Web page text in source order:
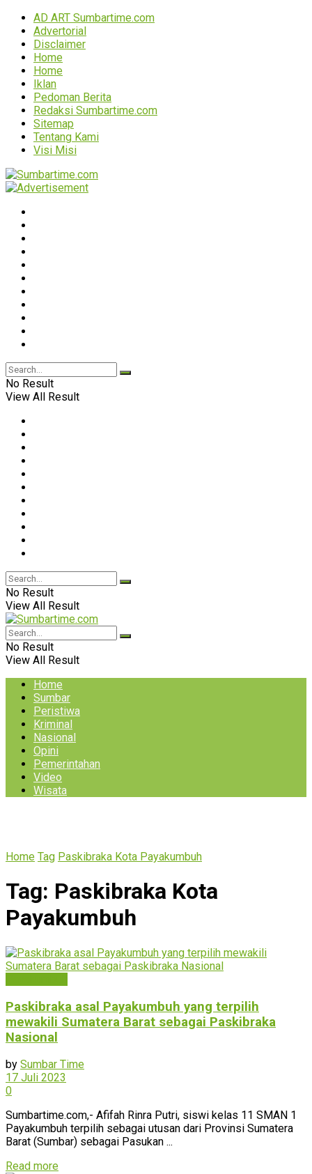
AD ART Sumbartime.com
Advertorial
Disclaimer
Home
Home
Iklan
Pedoman Berita
Redaksi Sumbartime.com
Sitemap
Tentang Kami
Visi Misi
No Result
View All Result
No Result
View All Result
No Result
View All Result
Home
Sumbar
Peristiwa
Kriminal
Nasional
Opini
Pemerintahan
Video
Wisata
Home Tag Paskibraka Kota Payakumbuh
Tag: Paskibraka Kota
Payakumbuh
Paskibraka asal Payakumbuh yang terpilih
mewakili Sumatera Barat sebagai Paskibraka
Nasional
by Sumbar Time
17 Juli 2023
0
Sumbartime.com,- Afifah Rinra Putri, siswi kelas 11 SMAN 1
Payakumbuh terpilih sebagai utusan dari Provinsi Sumatera
Barat (Sumbar) sebagai Pasukan ...
Read more